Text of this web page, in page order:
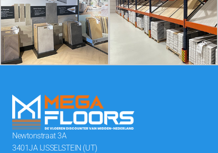
Newtonstraat 3A
3401JA IJSSELSTEIN (UT)